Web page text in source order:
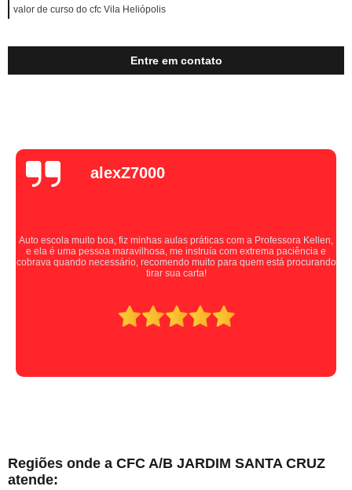
valor de curso do cfc Vila Heliópolis
Entre em contato
alexZ7000
Auto escola muito boa, fiz minhas aulas práticas com a Professora Kellen,
e ela é uma pessoa maravilhosa, me instruía com extrema paciência e
cobrava quando necessário, recomendo muito para quem está procurando
tirar sua carta!
Regiões onde a CFC A/B JARDIM SANTA CRUZ
atende: